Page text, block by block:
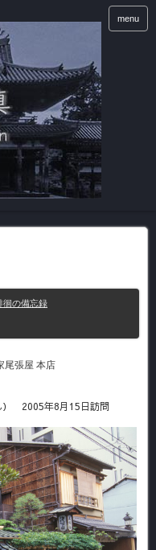
menu
徊の備忘録
尾張屋 本店
） 2005年8月15日訪問